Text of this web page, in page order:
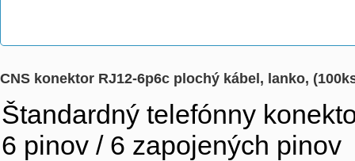
CNS konektor RJ12-6p6c plochý kábel, lanko,
Štandardný telefónny
6 pinov / 6 zapojených pinov